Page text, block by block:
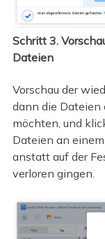
Schritt 3.
Dateien
Vorschau der
dann die Dateien
möchten, und
Dateien an
anstatt auf der
verloren gingen.